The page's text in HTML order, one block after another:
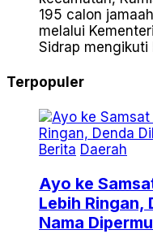
195 calon
melalui
Sidrap
Terpopuler
Berita Daerah
Ayo ke
Lebih Ringan,
Nama